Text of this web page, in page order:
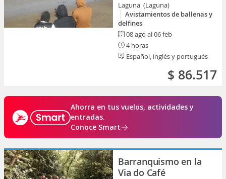
Laguna (Laguna)
Avistamientos de ballenas y
delfines
08 ago al 06 feb
4 horas
Español, inglés y portugués
$ 86.517
Ahorra en tus vuelos, actividades y
entradas.
Conoce Smart
Barranquismo en la
Via do Café